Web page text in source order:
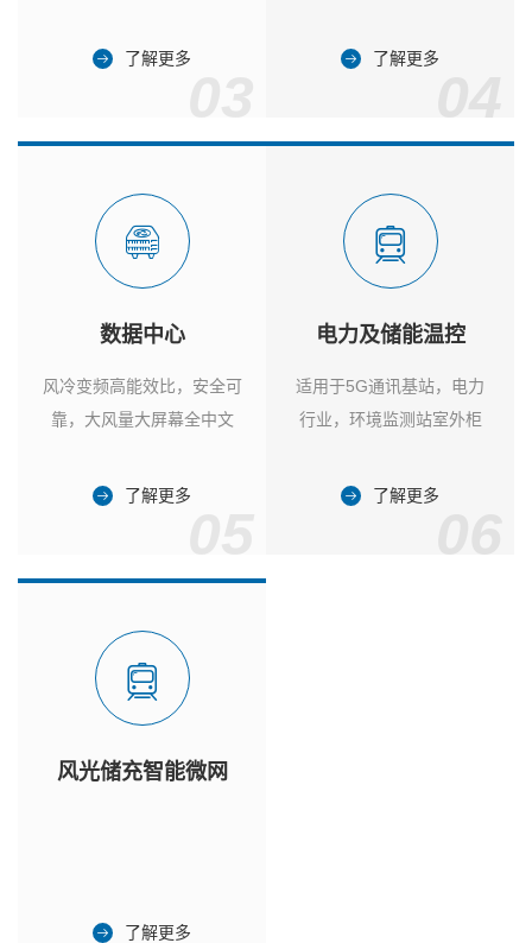
了解更多 了解更多
数据中心
风冷变频高能效比，安全可
靠，大风量大屏幕全中文
了解更多
电力及储能温控
适用于5G通讯基站，电力
行业，环境监测站室外柜
了解更多
风光储充智能微网
了解更多